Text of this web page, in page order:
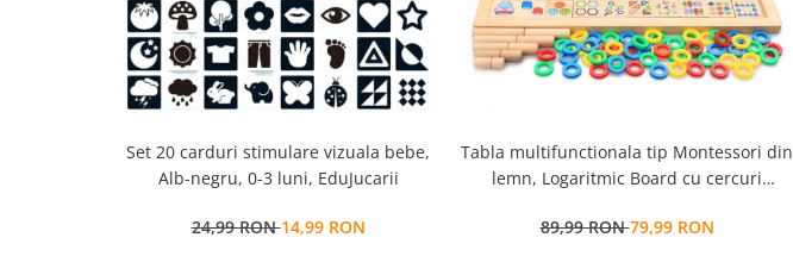
Set 20 carduri stimulare vizuala bebe,
Alb-negru, 0-3 luni, EduJucarii
24,99 RON14,99 RON
Tabla multifunctionala tip Montessori din
lemn, Logaritmic Board cu cercuri
operatiuni matematice
89,99 RON79,99 RON